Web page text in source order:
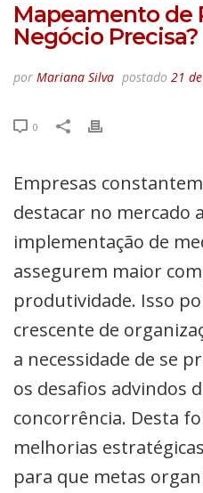
Mapeamento de
Negócio Precisa?
por Mariana Silva postado 21
0
Empresas
destacar no mercado
implementação de
assegurem maior
produtividade. Isso
crescente de
a necessidade de se
os desafios advindos
concorrência. Desta
melhorias
para que metas